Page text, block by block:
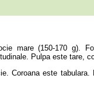
mare (150-170 g).
Pulpa este tare,
Coroana este